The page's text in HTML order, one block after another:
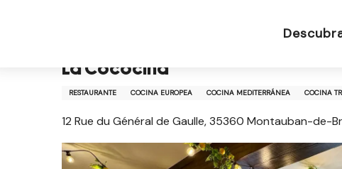
La Cococina
RESTAURANTE COCINA EUROPEA COCINA MEDITERRÁNEA COCINA
12 Rue du Général de Gaulle, 35360 Montauban-de-